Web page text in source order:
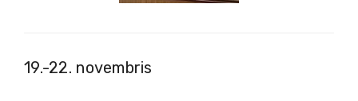
19.-22. novembris